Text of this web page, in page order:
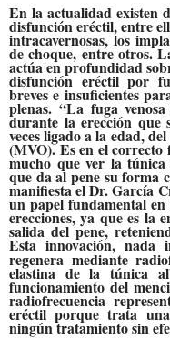
En la actualidad existen
disfunción eréctil, entre
intracavernosas, los
de choque, entre otros.
actúa en profundidad
disfunción eréctil por
breves e insuficientes
plenas. “La fuga
durante la erección que
veces ligado a la edad,
(MVO). Es en el
mucho que ver la
que da al pene su forma
manifiesta elDr. García
un papel fundamental
erecciones, ya que es la
salida del pene,
Esta innovación, nada
regenera mediante
elastina de la túnica
funcionamiento del
radiofrecuencia
eréctil porque trata
ningún tratamiento sin